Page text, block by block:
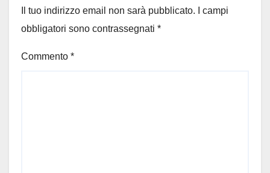
Il tuo indirizzo email non sarà pubblicato.
I campi
obbligatori sono contrassegnati *
Commento *